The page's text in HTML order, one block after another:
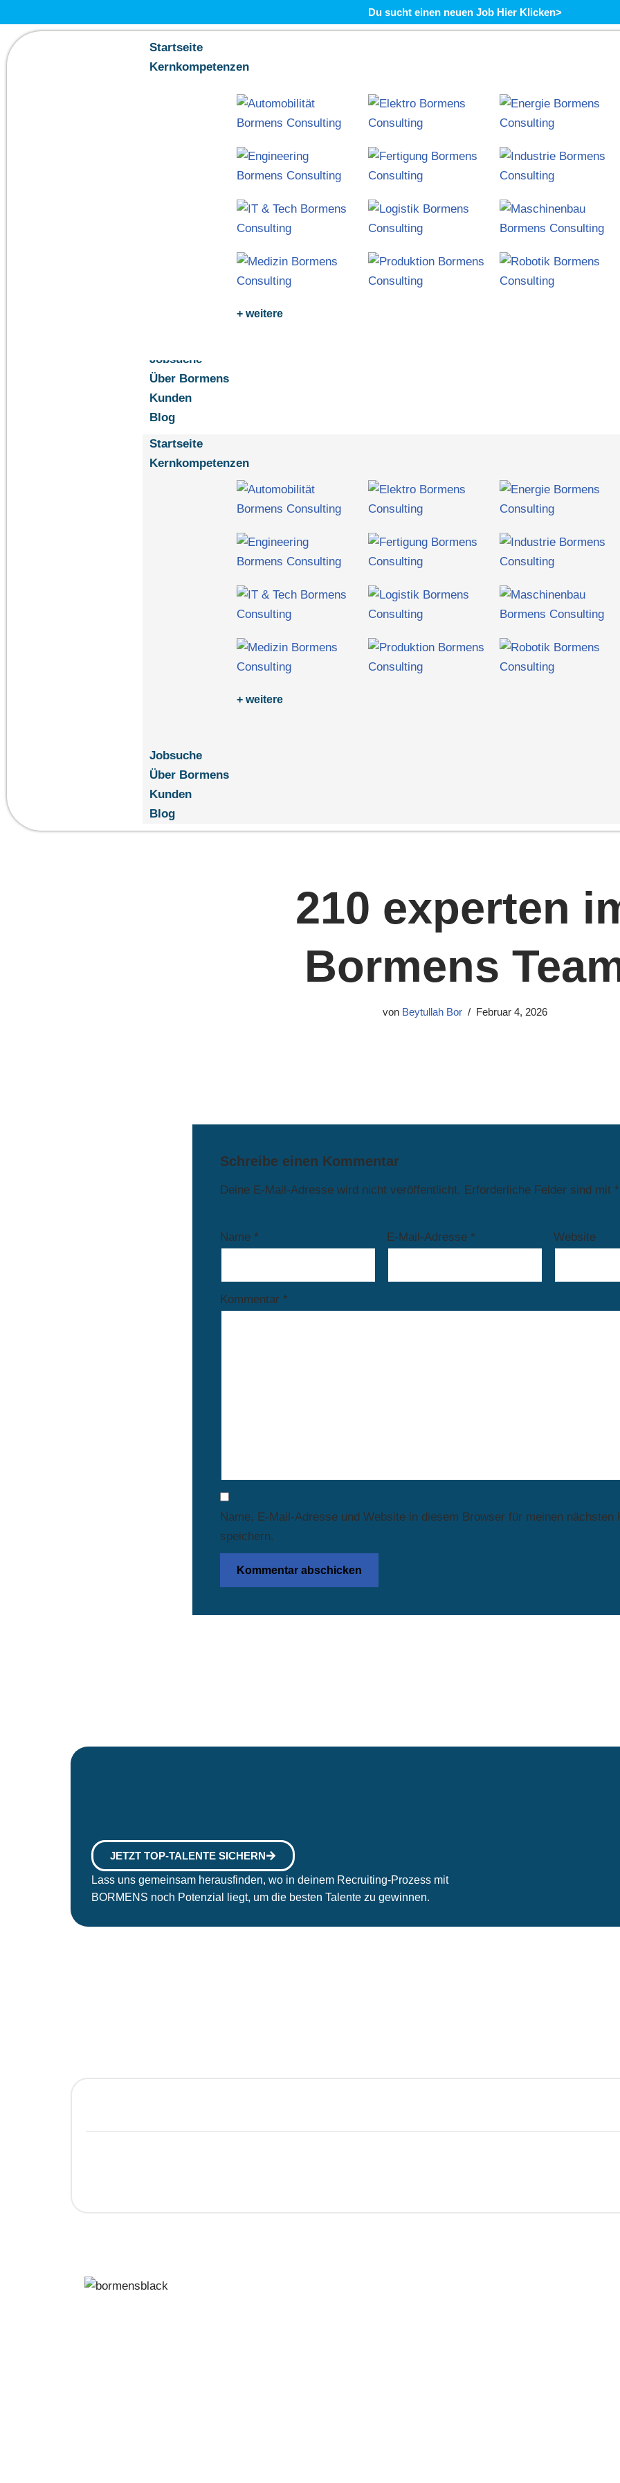
Zum
Du sucht einen neuen Job Hier Klicken>
Startseite
Kernkompetenzen
+ weitere
Jobsuche
Über Bormens
Kunden
Blog
Startseite
Kernkompetenzen
+ weitere
Jobsuche
Über Bormens
Kunden
Blog
210 experten
Bormens
von Beytullah Bor Februar 4, 2026
Schreibe einen Kommentar
Deine E-Mail-Adresse wird nicht veröffentlicht. Erforderliche Felder sind mit *
Name * E-Mail-Adresse * Website
Kommentar *
Name, E-Mail-Adresse und Website in diesem Browser für meinen nächsten
speichern.
JETZT TOP-TALENTE SICHERN
Lass uns gemeinsam herausfinden, wo in deinem Recruiting-Prozess mit
BORMENS noch Potenzial liegt, um die besten Talente zu gewinnen.